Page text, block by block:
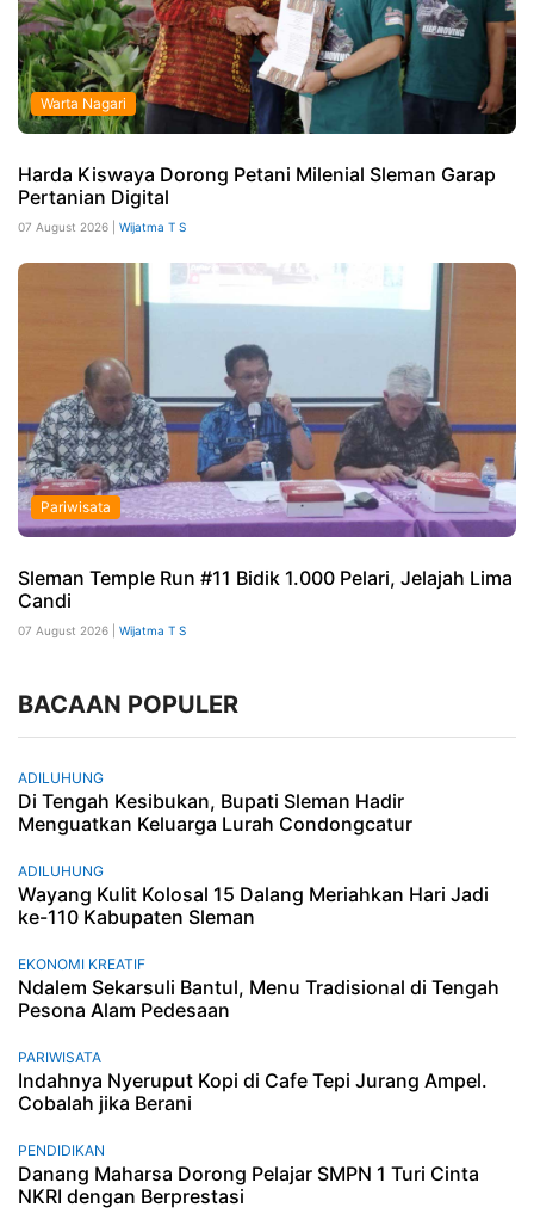
Warta Nagari
Harda Kiswaya Dorong Petani Milenial Sleman Garap
Pertanian Digital
07 August 2026 | Wijatma T S
Pariwisata
Sleman Temple Run #11 Bidik 1.000 Pelari, Jelajah Lima
Candi
07 August 2026 | Wijatma T S
BACAAN POPULER
ADILUHUNG
Di Tengah Kesibukan, Bupati Sleman Hadir
Menguatkan Keluarga Lurah Condongcatur
ADILUHUNG
Wayang Kulit Kolosal 15 Dalang Meriahkan Hari Jadi
ke-110 Kabupaten Sleman
EKONOMI KREATIF
Ndalem Sekarsuli Bantul, Menu Tradisional di Tengah
Pesona Alam Pedesaan
PARIWISATA
Indahnya Nyeruput Kopi di Cafe Tepi Jurang Ampel.
Cobalah jika Berani
PENDIDIKAN
Danang Maharsa Dorong Pelajar SMPN 1 Turi Cinta
NKRI dengan Berprestasi